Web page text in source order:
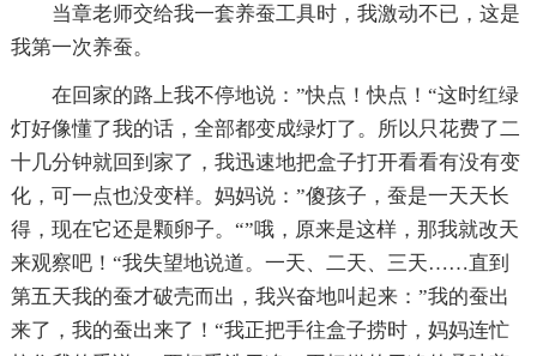
当章老师交给我一套养蚕工具时，我激动不已，这是
我第一次养蚕。
在回家的路上我不停地说：”快点！快点！“这时红绿
灯好像懂了我的话，全部都变成绿灯了。所以只花费了二
十几分钟就回到家了，我迅速地把盒子打开看看有没有变
化，可一点也没变样。妈妈说：”傻孩子，蚕是一天天长
得，现在它还是颗卵子。“”哦，原来是这样，那我就改天
来观察吧！“我失望地说道。一天、二天、三天……直到
第五天我的蚕才破壳而出，我兴奋地叫起来：”我的蚕出
来了，我的蚕出来了！“我正把手往盒子捞时，妈妈连忙